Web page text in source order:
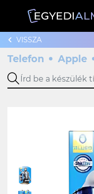
VISSZA
Telefon Apple